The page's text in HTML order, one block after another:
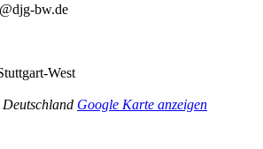
bw.de
West
Deutschland Google Karte anzeigen